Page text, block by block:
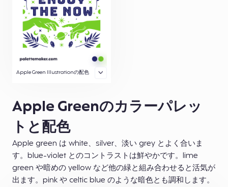
Apple Green Illustrationの配色
Apple Greenのカラーパレッ
トと配色
Apple green は white、silver、淡い grey とよく合いま
す。blue-violet とのコントラストは鮮やかです。lime
green や暗めの yellow など他の緑と組み合わせると活気が
出ます。pink や celtic blue のような暗色とも調和します。